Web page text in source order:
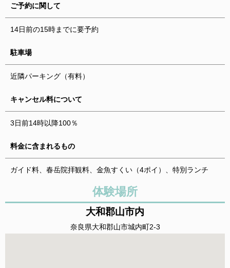
ご予約に関して
14日前の15時までに要予約
駐車場
近隣パーキング（有料）
キャンセル料について
3日前14時以降100％
料金に含まれるもの
ガイド料、春岳院拝観料、金魚すくい（4ポイ）、特別ランチ
体験場所
大和郡山市内
奈良県大和郡山市城内町2-3